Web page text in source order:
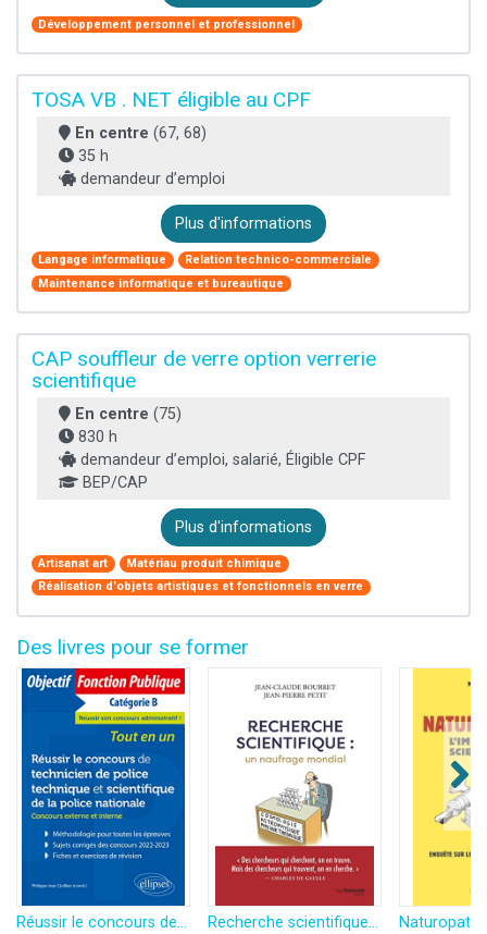
Développement personnel et professionnel
TOSA VB . NET éligible au CPF
En centre (67, 68)
35 h
demandeur d’emploi
Plus d'informations
Langage informatique
Relation technico-commerciale
Maintenance informatique et bureautique
CAP souffleur de verre option verrerie
scientifique
En centre (75)
830 h
demandeur d’emploi, salarié, Éligible CPF
BEP/CAP
Plus d'informations
Artisanat art
Matériau produit chimique
Réalisation d'objets artistiques et fonctionnels en verre
Des livres pour se former
Réussir le concours de technicien de police technique et scientifique de la police nationale: Concours externe et interne Catégorie B
Recherche scientifique : un naufrage mondial